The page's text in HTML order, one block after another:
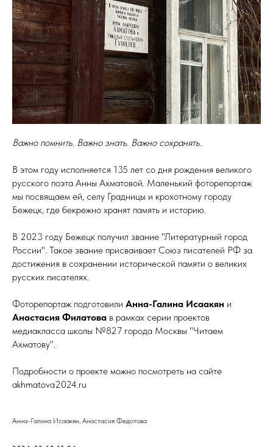
Важно помнить. Важно знать. Важно сохранять.
В этом году исполняется 135 лет со дня рождения великого
русского поэта Анны Ахматовой. Маленький фоторепортаж
мы посвящаем ей, селу Градницы и крохотному городу
Бежецк, где бекрежно хранят память и историю.
В 2023 году Бежецк получил звание "Литературный город
России". Такое звание присваивает Союз писателей РФ за
достижения в сохранении исторической памяти о великих
русских писателях.
Фоторепортаж подготовили Анна-Галина Исаакян и
Анастасия Филатова в рамках серии проектов
медиакласса школы №827 города Москвы "Читаем
Ахматову".
Подробности о проекте можно посмотреть на сайте
akhmatova2024.ru
Анна-Галина Исаакян, Анастасия Федотова